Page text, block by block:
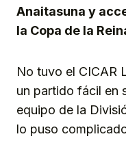
Anaitasuna y
la Copa de la
No tuvo el CICAR
un partido fácil en
equipo de la
lo puso